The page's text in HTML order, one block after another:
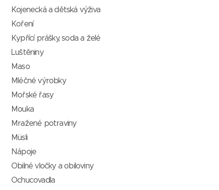
Kojenecká a dětská výživa
Koření
Kypřící prášky, soda a želé
Luštěniny
Maso
Mléčné výrobky
Mořské řasy
Mouka
Mražené potraviny
Müsli
Nápoje
Obilné vločky a obiloviny
Ochucovadla